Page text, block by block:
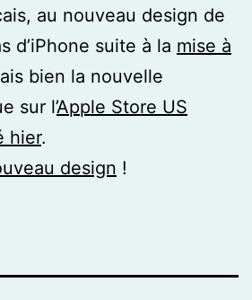
au nouveau design de
d’iPhone suite à la mise à
bien la nouvelle
sur l’Apple Store US
hier.
design !